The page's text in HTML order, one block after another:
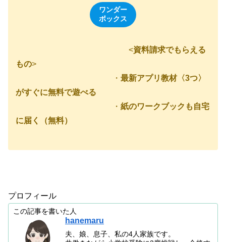
ワンダー
ボックス
<資料請求でもらえる
もの>
・ 最新アプリ教材〈3つ〉
がすぐに無料で遊べる
・ 紙のワークブックも自宅
に届く（無料）
プロフィール
この記事を書いた人
hanemaru
夫、娘、息子、私の4人家族です。